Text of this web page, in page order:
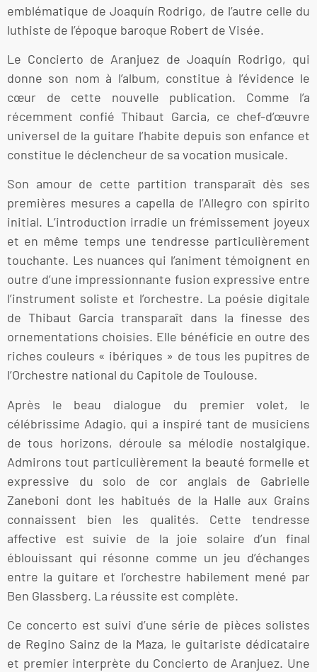
emblématique de Joaquín Rodrigo, de l’autre celle du
luthiste de l’époque baroque Robert de Visée.
Le Concierto de Aranjuez de Joaquín Rodrigo, qui
donne son nom à l’album, constitue à l’évidence le
cœur de cette nouvelle publication. Comme l’a
récemment confié Thibaut Garcia, ce chef-d’œuvre
universel de la guitare l’habite depuis son enfance et
constitue le déclencheur de sa vocation musicale.
Son amour de cette partition transparaît dès ses
premières mesures a capella de l’Allegro con spirito
initial. L’introduction irradie un frémissement joyeux
et en même temps une tendresse particulièrement
touchante. Les nuances qui l’animent témoignent en
outre d’une impressionnante fusion expressive entre
l’instrument soliste et l’orchestre. La poésie digitale
de Thibaut Garcia transparaît dans la finesse des
ornementations choisies. Elle bénéficie en outre des
riches couleurs « ibériques » de tous les pupitres de
l’Orchestre national du Capitole de Toulouse.
Après le beau dialogue du premier volet, le
célébrissime Adagio, qui a inspiré tant de musiciens
de tous horizons, déroule sa mélodie nostalgique.
Admirons tout particulièrement la beauté formelle et
expressive du solo de cor anglais de Gabrielle
Zaneboni dont les habitués de la Halle aux Grains
connaissent bien les qualités. Cette tendresse
affective est suivie de la joie solaire d’un final
éblouissant qui résonne comme un jeu d’échanges
entre la guitare et l’orchestre habilement mené par
Ben Glassberg. La réussite est complète.
Ce concerto est suivi d’une série de pièces solistes
de Regino Sainz de la Maza, le guitariste dédicataire
et premier interprète du Concierto de Aranjuez. Une